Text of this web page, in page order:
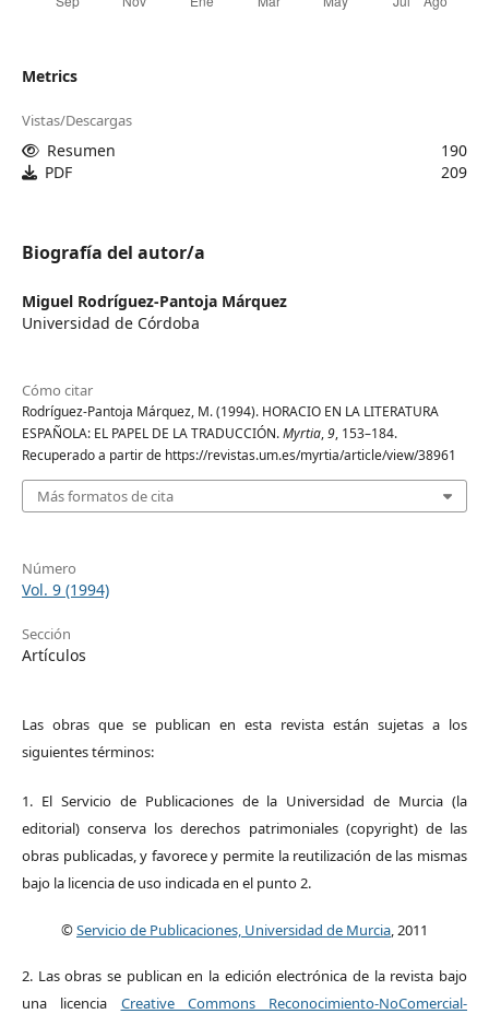
Metrics
Vistas/Descargas
Resumen
190
PDF
209
Biografía del autor/a
Miguel Rodríguez-Pantoja Márquez
Universidad de Córdoba
Cómo citar
Rodríguez-Pantoja Márquez, M. (1994). HORACIO EN LA LITERATURA
ESPAÑOLA: EL PAPEL DE LA TRADUCCIÓN.Myrtia,9, 153–184.
Recuperado a partir de https://revistas.um.es/myrtia/article/view/38961
Más formatos de cita
Número
Vol. 9 (1994)
Sección
Artículos
Las obras que se publican en esta revista están sujetas a los
siguientes términos:
1. El Servicio de Publicaciones de la Universidad de Murcia (la
editorial) conserva los derechos patrimoniales (copyright) de las
obras publicadas, y favorece y permite la reutilización de las mismas
bajo la licencia de uso indicada en el punto 2.
©Servicio de Publicaciones, Universidad de Murcia, 2011
2. Las obras se publican en la edición electrónica de la revista bajo
una licencia Creative Commons Reconocimiento-NoComercial-